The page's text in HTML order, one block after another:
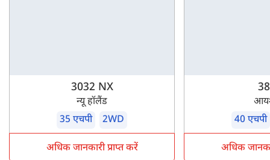
3032 NX
न्यू हॉलैंड
35 एचपी
2WD
अधिक जानकारी प्राप्त करें
40 एचपी
अधिक